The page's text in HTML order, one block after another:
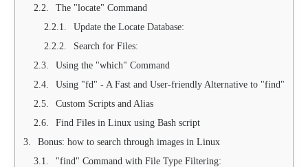
The "locate" Command
Update the Locate Database:
Search for Files:
Using the "which" Command
Using "fd" - A Fast and User-friendly Alternative to "find"
Custom Scripts and Alias
Find Files in Linux using Bash script
Bonus: how to search through images in Linux
"find" Command with File Type Filtering: